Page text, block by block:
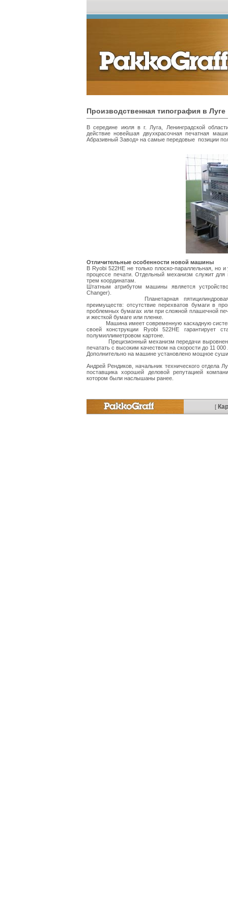
Производственная типография в Луге
В середине июля в г. Луга, Ленинградской
действие новейшая двухкрасочная печатная
Абразивный Завод» на самые передовые позиции
Отличительные особенности новой машины
В Ryobi 522HE не только плоско-параллельная, но
процессе печати. Отдельный механизм служит для
трем координатам.
Штатным атрибутом машины является
Changer).
Планетарная пятицилиндровая
преимуществ: отсутствие перехватов бумаги в
проблемных бумагах или при сложной плашечной
и жесткой бумаге или пленке.
Машина имеет современную каскадную систему
своей конструкции Ryobi 522HE
полумиллиметровом картоне.
Прецизионный механизм передачи
печатать с высоким качеством на скорости до 11 000
Дополнительно на машине установлено мощное
Андрей Рендиков, начальник технического
поставщика хорошей деловой репутацией
котором были наслышаны ранее.
[